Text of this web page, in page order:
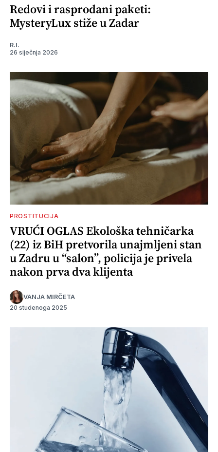
Redovi i rasprodani paketi:
MysteryLux stiže u Zadar
R.I.
26 siječnja 2026
PROSTITUCIJA
VRUĆI OGLAS Ekološka tehničarka
(22) iz BiH pretvorila unajmljeni stan
u Zadru u “salon”, policija je privela
nakon prva dva klijenta
VANJA MIRČETA
20 studenoga 2025